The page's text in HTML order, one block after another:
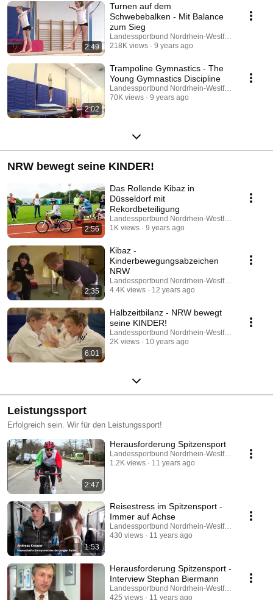
2:49
Turnen auf dem
Schwebebalken - Mit Balance
zum Sieg
Landessportbund Nordrhein-Westfalen e.V.
218K views
9 years ago
2:02
Trampoline Gymnastics - The
Young Gymnastics Discipline
Landessportbund Nordrhein-Westfalen e.V.
70K views
9 years ago
NRW bewegt seine KINDER!
2:56
Das Rollende Kibaz in
Düsseldorf mit
Rekordbeteiligung
Landessportbund Nordrhein-Westfalen e.V.
1K views
9 years ago
2:35
Kibaz -
Kinderbewegungsabzeichen
NRW
Landessportbund Nordrhein-Westfalen e.V.
4.4K views
12 years ago
6:01
Halbzeitbilanz - NRW bewegt
seine KINDER!
Landessportbund Nordrhein-Westfalen e.V.
2K views
10 years ago
Leistungssport
Erfolgreich sein. Wir für den Leistungssport!
2:47
Herausforderung Spitzensport
Landessportbund Nordrhein-Westfalen e.V.
1.2K views
11 years ago
1:53
Reisestress im Spitzensport -
Immer auf Achse
Landessportbund Nordrhein-Westfalen e.V.
430 views
11 years ago
Herausforderung Spitzensport -
Interview Stephan Biermann
Landessportbund Nordrhein-Westfalen e.V.
425 views
11 years ago